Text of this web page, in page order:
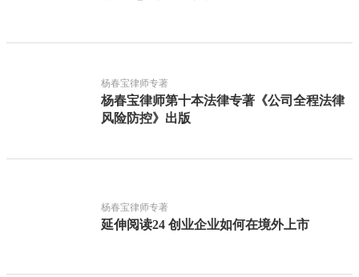
杨春宝律师专著
杨春宝律师第十本法律专著《公司全程法律
风险防控》出版
杨春宝律师专著
延伸阅读24 创业企业如何在境外上市